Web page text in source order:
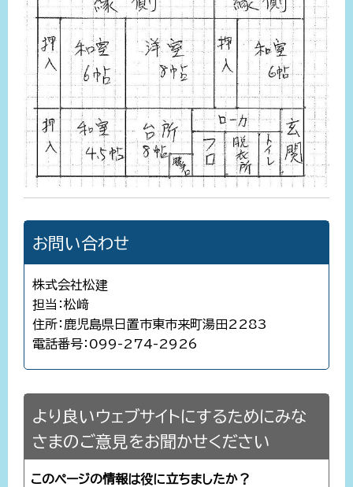
お問い合わせ
株式会社松建
担当：松﨑
住所：鹿児島県日置市東市来町湯田2283
電話番号：099-274-2926
より良いウェブサイトにするためにみな
さまのご意見をお聞かせください
このページの情報は役に立ちましたか？